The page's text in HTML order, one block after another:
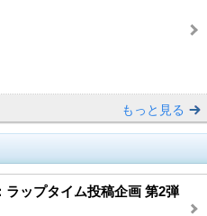
もっと見る
ラップタイム投稿企画 第2弾